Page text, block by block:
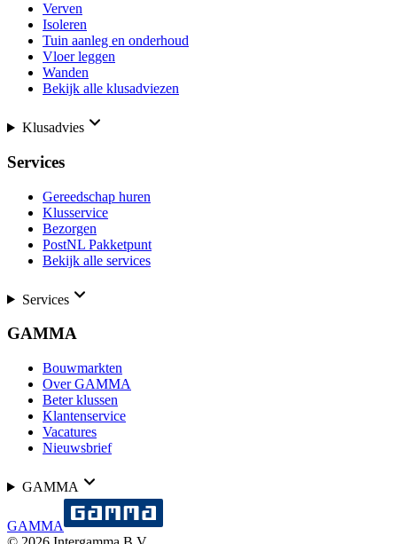
Verven
Isoleren
Tuin aanleg en onderhoud
Vloer leggen
Wanden
Bekijk alle klusadviezen
Klusadvies
Services
Gereedschap huren
Klusservice
Bezorgen
PostNL Pakketpunt
Bekijk alle services
Services
GAMMA
Bouwmarkten
Over GAMMA
Beter klussen
Klantenservice
Vacatures
Nieuwsbrief
GAMMA
GAMMA